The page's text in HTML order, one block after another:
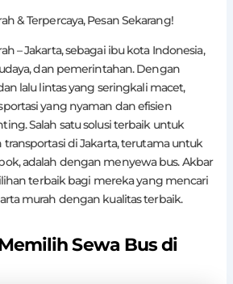
& Terpercaya, Pesan Sekarang!
– Jakarta, sebagai ibu kota Indonesia,
dan pemerintahan. Dengan
lalu lintas yang seringkali macet,
yang nyaman dan efisien
Salah satu solusi terbaik untuk
di Jakarta, terutama untuk
adalah dengan menyewa bus. Akbar
terbaik bagi mereka yang mencari
murah dengan kualitas terbaik.
Sewa Bus di